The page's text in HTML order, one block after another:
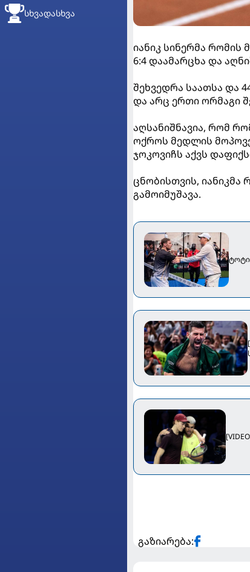
ᲡᲮᲕᲐᲓᲐᲡᲮᲕᲐ
იანიკ სინერმა რომის
6:4 დაამარცხა და
შეხვედრა საათსა და
და არც ერთი ორმაგი
აღსანიშნავია, რომ
ოქროს მედლის
ჯოკოვიჩს აქვს
ცნობისთვის, იანიკმა
გამოიმუშავა.
გაზიარება: